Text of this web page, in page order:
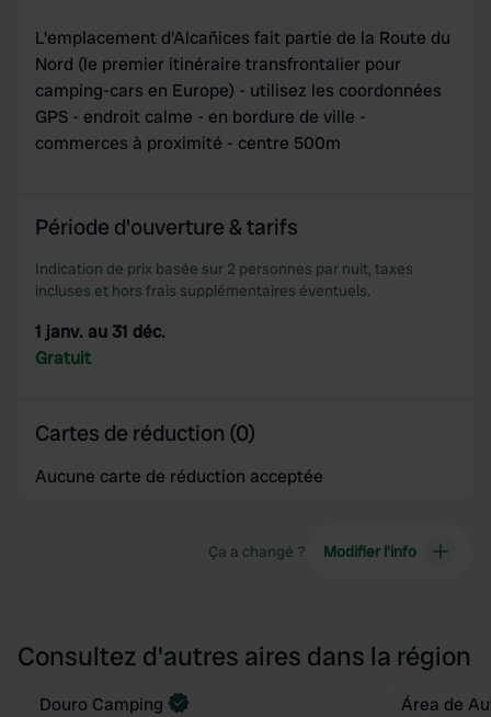
L'emplacement d'Alcañices fait partie de la Route du
Nord (le premier itinéraire transfrontalier pour
camping-cars en Europe) - utilisez les coordonnées
GPS - endroit calme - en bordure de ville -
commerces à proximité - centre 500m
Période d'ouverture & tarifs
Indication de prix basée sur 2 personnes par nuit, taxes
incluses et hors frais supplémentaires éventuels.
1 janv. au 31 déc.
Gratuit
Cartes de réduction (0)
Aucune carte de réduction acceptée
Ça a changé ? Modifier l’info
Consultez d'autres aires dans la région
Reserve maintenant
Douro Camping Área de